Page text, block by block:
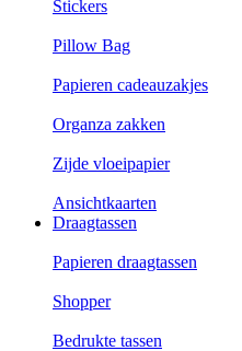
Stickers
Pillow Bag
Papieren cadeauzakjes
Organza zakken
Zijde vloeipapier
Ansichtkaarten
Draagtassen
Papieren draagtassen
Shopper
Bedrukte tassen